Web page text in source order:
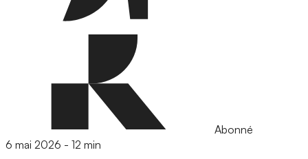
Abonné
6 mai 2026 - 12 min